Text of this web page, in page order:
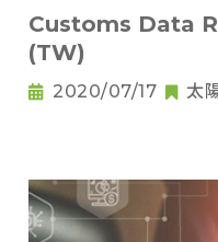
Customs Data
(TW)
2020/07/17 太